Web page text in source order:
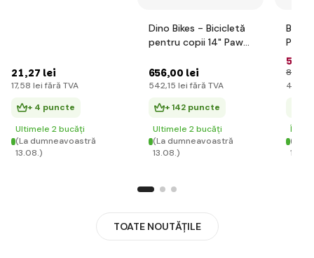
21,27 lei
17,58 lei fără TVA
+ 4 puncte
Ultimele 2 bucăți
(La dumneavoastră
13.08.)
Dino Bikes - Bicicletă
pentru copii 14" Paw
656,00 lei
542,15 lei fără TVA
+ 142 puncte
Ultimele 2 bucăți
(La dumneavoastră
13.08.)
apă
55
84
45
În
(La
TOATE NOUTĂȚILE